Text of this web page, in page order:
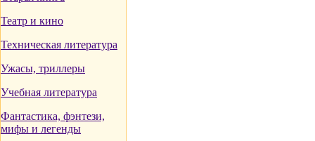
Театр и кино
Техническая литература
Ужасы, триллеры
Учебная литература
Фантастика, фэнтези,
мифы и легенды